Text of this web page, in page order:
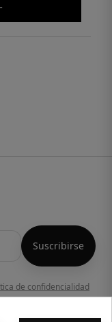
de confidencialidad